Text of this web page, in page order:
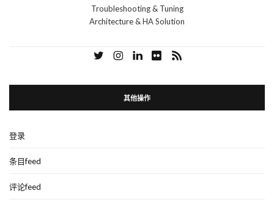
Troubleshooting & Tuning
Architecture & HA Solution
其他操作
登录
条目feed
评论feed